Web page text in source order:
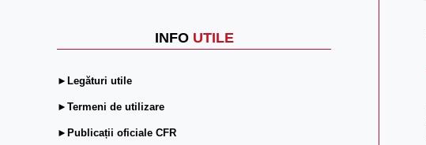
INFO UTILE
►Legături utile
►Termeni de utilizare
►Publicații oficiale CFR